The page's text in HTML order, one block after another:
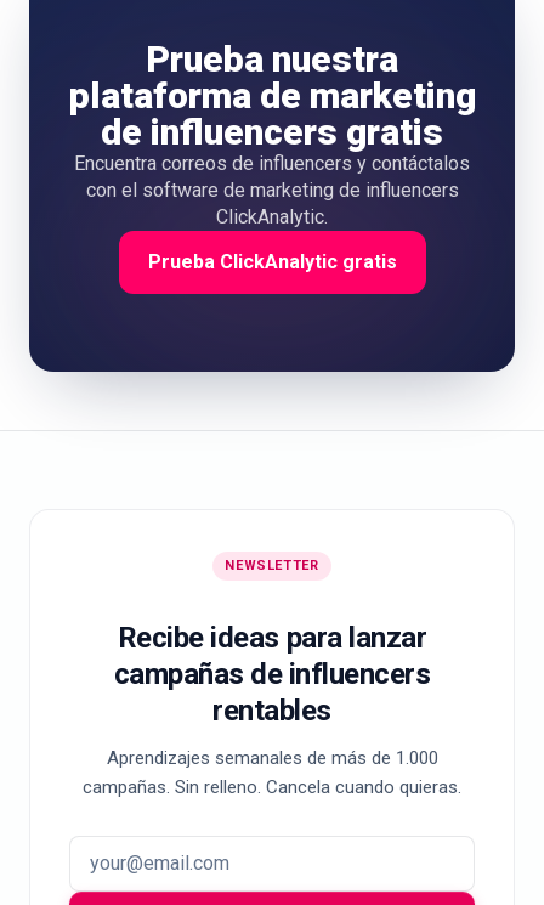
Prueba nuestra
plataforma de marketing
de influencers gratis
Encuentra correos de influencers y contáctalos
con el software de marketing de influencers
ClickAnalytic.
Prueba ClickAnalytic gratis
NEWSLETTER
Recibe ideas para lanzar
campañas de influencers
rentables
Aprendizajes semanales de más de 1.000
campañas. Sin relleno. Cancela cuando quieras.